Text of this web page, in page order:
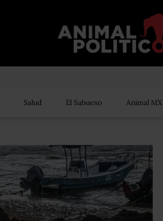
Salud El Sabueso Animal MX